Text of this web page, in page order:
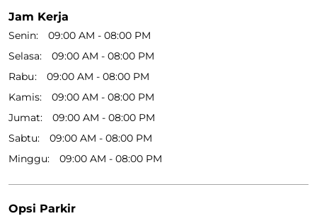
Jam Kerja
Senin
09:00 AM - 08:00 PM
Selasa
09:00 AM - 08:00 PM
Rabu
09:00 AM - 08:00 PM
Kamis
09:00 AM - 08:00 PM
Jumat
09:00 AM - 08:00 PM
Sabtu
09:00 AM - 08:00 PM
Minggu
09:00 AM - 08:00 PM
Opsi Parkir